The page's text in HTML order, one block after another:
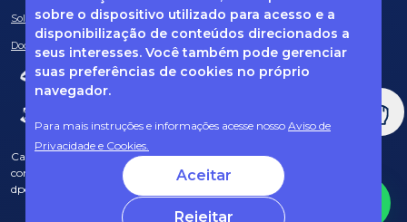
sobre o dispositivo utilizado para acesso e a
disponibilização de conteúdos direcionados a
seus interesses. Você também pode gerenciar
suas preferências de cookies no próprio
navegador.
Para mais instruções e informações acesse nosso Aviso de
Privacidade e Cookies.
Aceitar
Rejeitar
Solicitação de informações
Documentos obrigatórios
Caso tenha dúvidas sobre Privacidade de Dados e LGPD, entre em
contato com o nosso DPO (encarregado de dados) via e-mail:
dpo@fcopel.org.br